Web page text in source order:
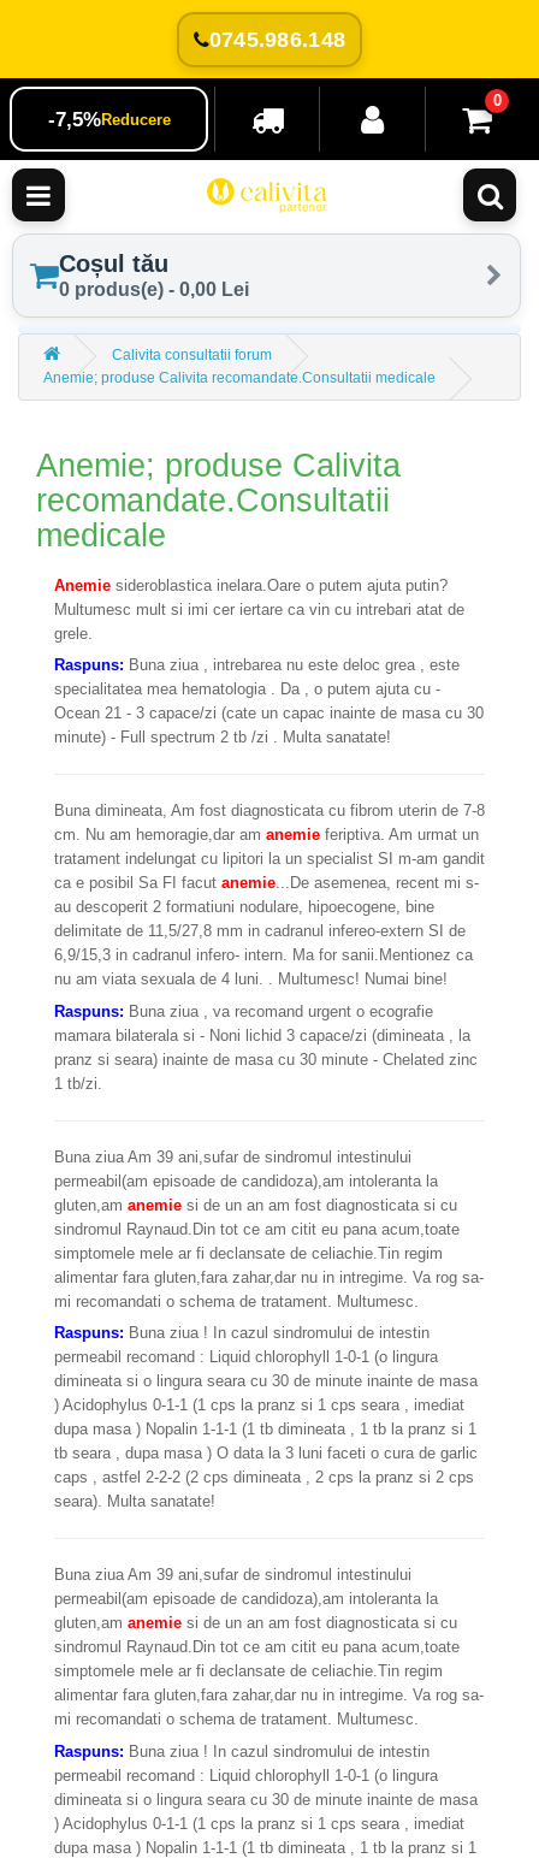
0745.986.148
-7,5%Reducere
0
Coșul tău
0 produs(e) - 0,00 Lei
Calivita consultatii forum
Anemie; produse Calivita recomandate.Consultatii medicale
Anemie; produse Calivita
recomandate.Consultatii
medicale
Anemie sideroblastica inelara.Oare o putem ajuta putin?
Multumesc mult si imi cer iertare ca vin cu intrebari atat de
grele.
Raspuns: Buna ziua , intrebarea nu este deloc grea , este
specialitatea mea hematologia . Da , o putem ajuta cu -
Ocean 21 - 3 capace/zi (cate un capac inainte de masa cu 30
minute) - Full spectrum 2 tb /zi . Multa sanatate!
Buna dimineata, Am fost diagnosticata cu fibrom uterin de 7-8
cm. Nu am hemoragie,dar am anemie feriptiva. Am urmat un
tratament indelungat cu lipitori la un specialist SI m-am gandit
ca e posibil Sa FI facut anemie...De asemenea, recent mi s-
au descoperit 2 formatiuni nodulare, hipoecogene, bine
delimitate de 11,5/27,8 mm in cadranul infereo-extern SI de
6,9/15,3 in cadranul infero- intern. Ma for sanii.Mentionez ca
nu am viata sexuala de 4 luni. . Multumesc! Numai bine!
Raspuns: Buna ziua , va recomand urgent o ecografie
mamara bilaterala si - Noni lichid 3 capace/zi (dimineata , la
pranz si seara) inainte de masa cu 30 minute - Chelated zinc
1 tb/zi.
Buna ziua Am 39 ani,sufar de sindromul intestinului
permeabil(am episoade de candidoza),am intoleranta la
gluten,am anemie si de un an am fost diagnosticata si cu
sindromul Raynaud.Din tot ce am citit eu pana acum,toate
simptomele mele ar fi declansate de celiachie.Tin regim
alimentar fara gluten,fara zahar,dar nu in intregime. Va rog sa-
mi recomandati o schema de tratament. Multumesc.
Raspuns: Buna ziua ! In cazul sindromului de intestin
permeabil recomand : Liquid chlorophyll 1-0-1 (o lingura
dimineata si o lingura seara cu 30 de minute inainte de masa
) Acidophylus 0-1-1 (1 cps la pranz si 1 cps seara , imediat
dupa masa ) Nopalin 1-1-1 (1 tb dimineata , 1 tb la pranz si 1
tb seara , dupa masa ) O data la 3 luni faceti o cura de garlic
caps , astfel 2-2-2 (2 cps dimineata , 2 cps la pranz si 2 cps
seara). Multa sanatate!
Buna ziua Am 39 ani,sufar de sindromul intestinului
permeabil(am episoade de candidoza),am intoleranta la
gluten,am anemie si de un an am fost diagnosticata si cu
sindromul Raynaud.Din tot ce am citit eu pana acum,toate
simptomele mele ar fi declansate de celiachie.Tin regim
alimentar fara gluten,fara zahar,dar nu in intregime. Va rog sa-
mi recomandati o schema de tratament. Multumesc.
Raspuns: Buna ziua ! In cazul sindromului de intestin
permeabil recomand : Liquid chlorophyll 1-0-1 (o lingura
dimineata si o lingura seara cu 30 de minute inainte de masa
) Acidophylus 0-1-1 (1 cps la pranz si 1 cps seara , imediat
dupa masa ) Nopalin 1-1-1 (1 tb dimineata , 1 tb la pranz si 1